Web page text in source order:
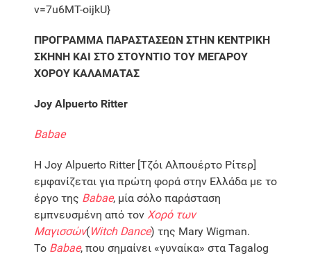
v=7u6MT-oijkU}
ΠΡΟΓΡΑΜΜΑ ΠΑΡΑΣΤΑΣΕΩΝ ΣΤΗΝ ΚΕΝΤΡΙΚΗ
ΣΚΗΝΗ KAI ΣΤΟ ΣΤΟΥΝΤΙΟ ΤΟΥ ΜΕΓΑΡΟΥ
ΧΟΡΟΥ ΚΑΛΑΜΑΤΑΣ
Joy Alpuerto Ritter
Babae
Η Joy Alpuerto Ritter [Τζόι Αλπουέρτο Ρίτερ]
εμφανίζεται για πρώτη φορά στην Ελλάδα με το
έργο της Babae, μία σόλο παράσταση
εμπνευσμένη από τον Χορό των
Μαγισσών(Witch Dance) της Mary Wigman.
Το Babae, που σημαίνει «γυναίκα» στα Tagalog